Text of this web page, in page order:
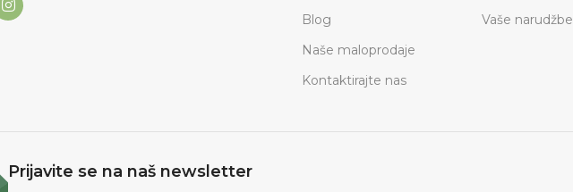
Blog
Naše maloprodaje
Kontaktirajte nas
Vaše narudžbe
Prijavite se na naš newsletter